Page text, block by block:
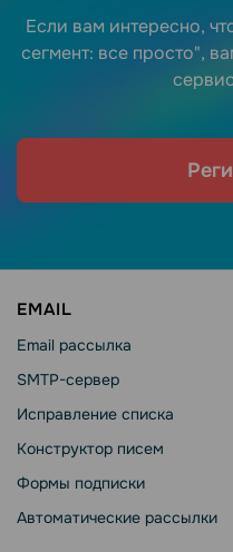
Если вам интересно,
сегмент: все просто",
EMAIL
Email рассылка
SMTP-сервер
Исправление списка
Конструктор писем
Формы подписки
Автоматические рассылки